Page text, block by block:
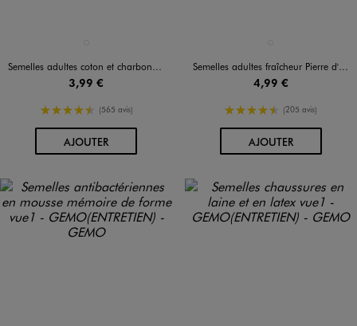
Semelles adultes coton et charbon- Taille du 34/35 au 44/45
3,99 €
4.5/5 de moyenne
(565 avis)
AJOUTERAU PANIER
Semelles adultes fraîcheur Pierre d'Alun - Taille du 36/37 au 44/45
4,99 €
4.5/5 de moyenne
(205 avis)
AJOUTERAU PANIER